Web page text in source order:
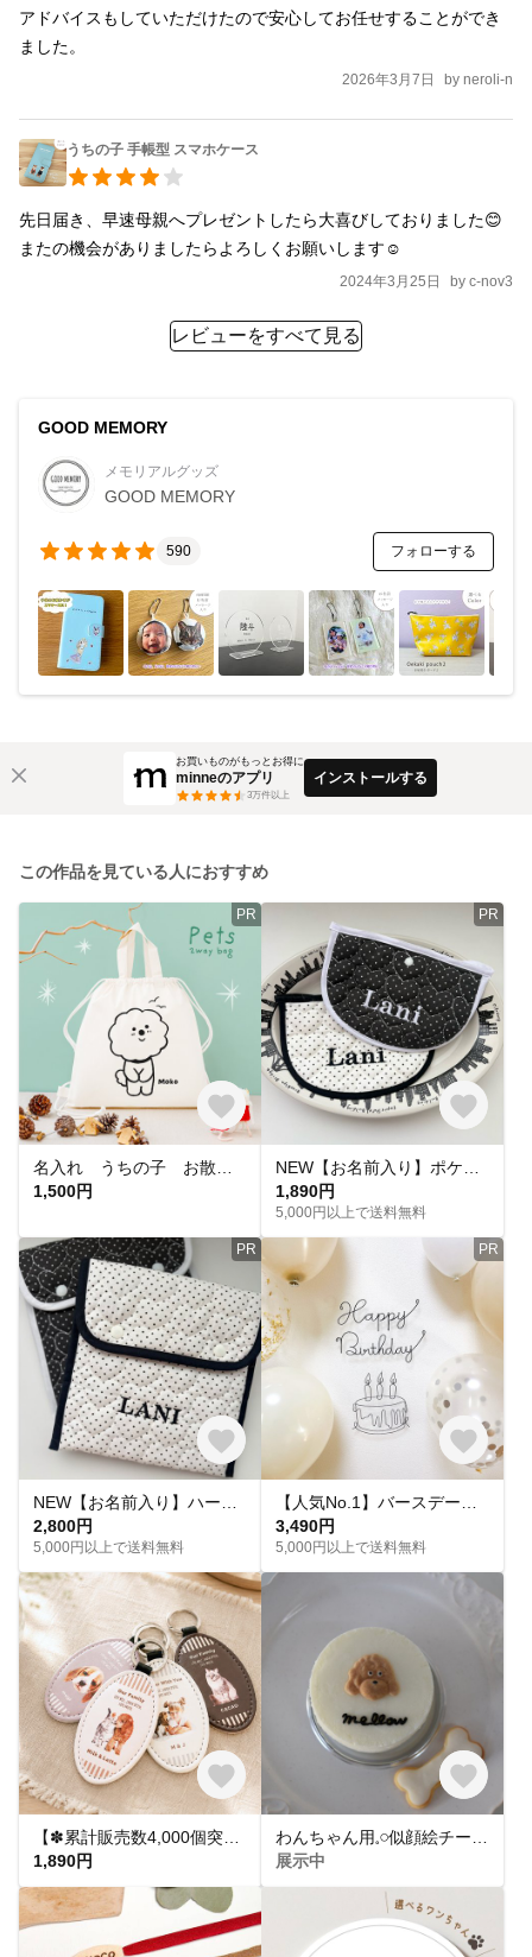
アドバイスもしていただけたので安心してお任せすることができ
2026年3月7日 by neroli-n
うちの子 手帳型 スマホケース
先日届き、早速母親へプレゼントしたら大喜びしておりました😊
またの機会がありましたらよろしくお願いします☺️
2024年3月25日 by c-nov3
レビューをすべて見る
GOOD MEMORY
メモリアルグッズ
GOOD MEMORY
590 フォローする
お買いものがもっとお得に
minneのアプリ
3万件以上
インストールする
この作品を見ている人におすすめ
PR
1,500円
PR
1,890円
5,000円以上で送料無料
PR
2,800円
5,000円以上で送料無料
PR
3,490円
5,000円以上で送料無料
1,890円
展示中